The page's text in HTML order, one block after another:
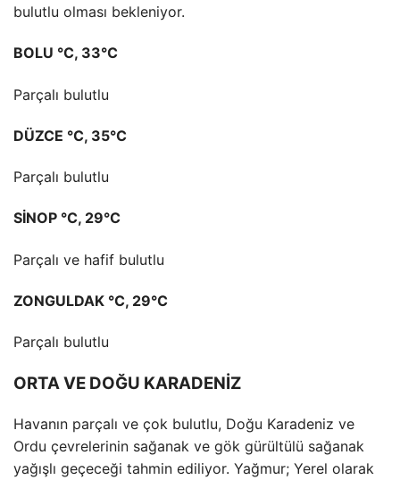
bulutlu olması bekleniyor.
BOLU °C, 33°C
Parçalı bulutlu
DÜZCE °C, 35°C
Parçalı bulutlu
SİNOP °C, 29°C
Parçalı ve hafif bulutlu
ZONGULDAK °C, 29°C
Parçalı bulutlu
ORTA VE DOĞU KARADENİZ
Havanın parçalı ve çok bulutlu, Doğu Karadeniz ve
Ordu çevrelerinin sağanak ve gök gürültülü sağanak
yağışlı geçeceği tahmin ediliyor. Yağmur; Yerel olarak